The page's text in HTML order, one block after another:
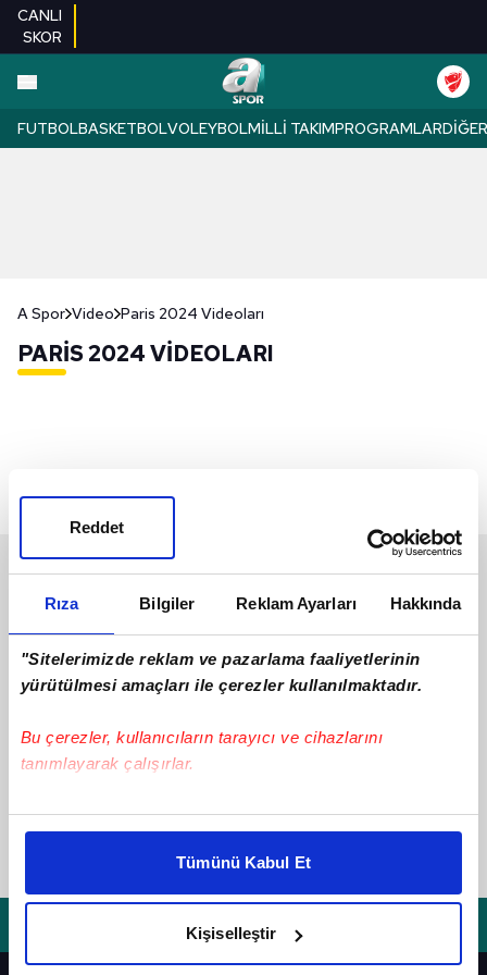
Rıza Bilgiler Reklam Ayarları Hakkında
"Sitelerimizde reklam ve pazarlama faaliyetlerinin
yürütülmesi amaçları ile çerezler kullanılmaktadır.
Bu çerezler, kullanıcıların tarayıcı ve cihazlarını
tanımlayarak çalışırlar.
Bu çerezlere izin vermeniz halinde sizlere özel
daha iyi reklam deneyimi yaşatabiliriz. Bunu yaparken
amacımızın size daha iyi bir reklam deneyimi sunmak
elimizden gelen çabayı gösterdiğimizi ve bu noktada,
Tümünü Kabul Et
Kişiselleştir
Reddet
CANLI
SKOR
FUTBOLBASKETBOLVOLEYBOLMILLI TAKIMPROGRAMLARDIĞER
A Spor Video Paris 2024 Videoları
PARIS 2024 VIDEOLARI
Milli sporculara coşkulu karşılama!